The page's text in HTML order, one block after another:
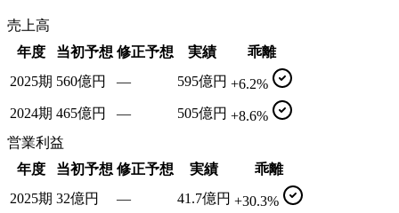
売上高
年度
当初予想 修正予想 実績
乖離
2025期 560億円 — 595億円 +6.2%
2024期 465億円 — 505億円 +8.6%
営業利益
年度
当初予想 修正予想 実績
乖離
2025期 32億円 — 41.7億円 +30.3%